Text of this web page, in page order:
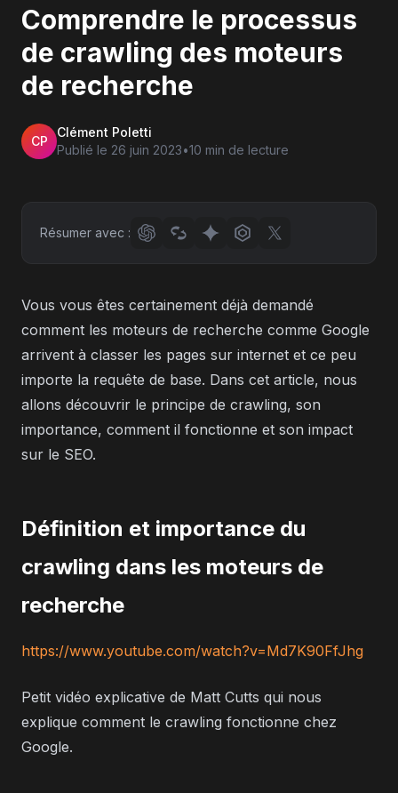
Comprendre le processus
de crawling des moteurs
de recherche
CP
Clément Poletti
Publié le 26 juin 2023•10 min de lecture
Résumer avec :
Vous vous êtes certainement déjà demandé
comment les moteurs de recherche comme Google
arrivent à classer les pages sur internet et ce peu
importe la requête de base. Dans cet article, nous
allons découvrir le principe de crawling, son
importance, comment il fonctionne et son impact
sur le SEO.
Définition et importance du
crawling dans les moteurs de
recherche
https://www.youtube.com/watch?v=Md7K90FfJhg
Petit vidéo explicative de Matt Cutts qui nous
explique comment le crawling fonctionne chez
Google.